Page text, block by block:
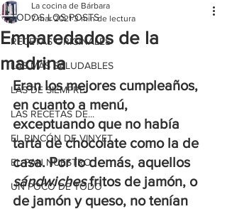
TODOS LOS POSTS
RECETAS ORIGINALES
LAS MÁS SALUDABLES
LAS DE SIEMPRE
LAS RECETAS DE...
EL RINCÓN DE VINYET
EL PAN NUESTRO
UN POCO DE TODO
Emparedados de la
madrina
La cocina de Bárbara
7 mar 2021 3 min de lectura
Eran los mejores cumpleaños,
en cuanto a menú,
exceptuando que no había
tarta de chocolate como la de
casa. Por lo demás, aquellos
sándwiches fritos de jamón, o
de jamón y queso, no tenían